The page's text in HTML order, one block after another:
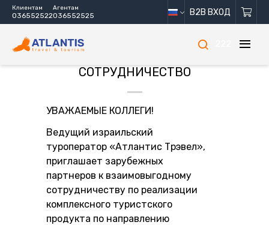
Клиентам
036552522
Агентам
036552525 B2B ВХОД
СОТРУДНИЧЕСТВО
УВАЖАЕМЫЕ КОЛЛЕГИ!
Ведущий израильский
туроператор «Атлантис Трэвел»,
приглашает зарубежных
партнеров к взаимовыгодному
сотрудничеству по реализации
комплексного туристского
продукта по направлению